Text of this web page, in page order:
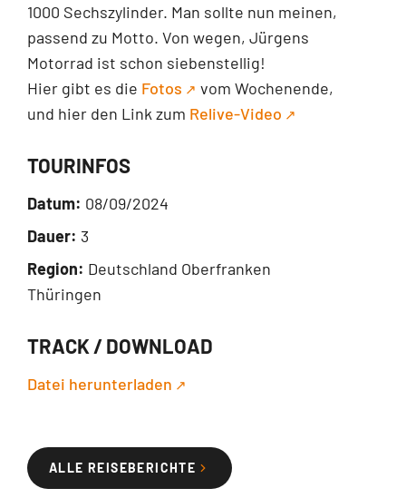
1000 Sechszylinder. Man sollte nun meinen,
passend zu Motto. Von wegen, Jürgens
Motorrad ist schon siebenstellig!
Hier gibt es die Fotos
vom Wochenende,
und hier den Link zum Relive-Video
TOURINFOS
Datum: 08/09/2024
Dauer: 3
Region: Deutschland Oberfranken
Thüringen
TRACK / DOWNLOAD
Datei herunterladen
ALLE REISEBERICHTE